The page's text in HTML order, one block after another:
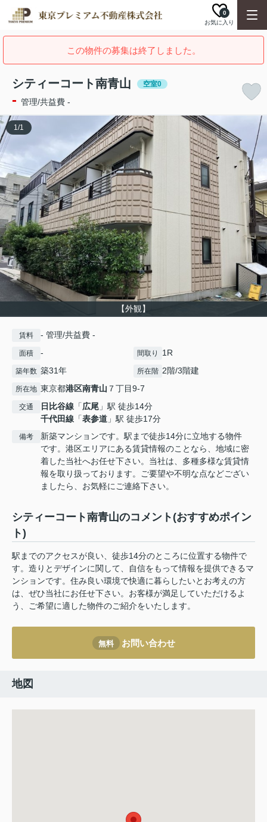
お気に入り
0
この物件の募集は終了しました。
シティーコート南青山 空室0
- 管理/共益費 -
【外観】
1/1
賃料 - 管理/共益費 -
面積 - 間取り 1R
築年数 築31年 所在階 2階/3階建
所在地 東京都港区南青山 ７丁目9-7
交通 日比谷線 「広尾 」駅 徒歩14分
千代田線 「表参道 」駅 徒歩17分
備考
新築マンションです。駅まで徒歩14分に立地する物件
です。港区エリアにある賃貸情報のことなら、地域に密
着した当社へお任せ下さい。当社は、多種多様な賃貸情
報を取り扱っております。ご要望や不明な点などござい
ましたら、お気軽にご連絡下さい。
シティーコート南青山のコメント(おすすめポイン
ト)
駅までのアクセスが良い、徒歩14分のところに位置する物件で
す。造りとデザインに関して、自信をもって情報を提供できるマ
ンションです。住み良い環境で快適に暮らしたいとお考えの方
は、ぜひ当社にお任せ下さい。お客様が満足していただけるよ
う、ご希望に適した物件のご紹介をいたします。
無料 お問い合わせ
地図